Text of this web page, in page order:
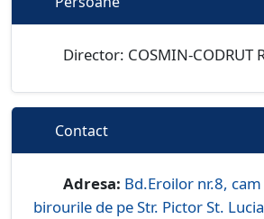
Director: COSMIN-CODRUT
Contact
Adresa: Bd.Eroilor nr.8,
birourile de pe Str. Pictor St.